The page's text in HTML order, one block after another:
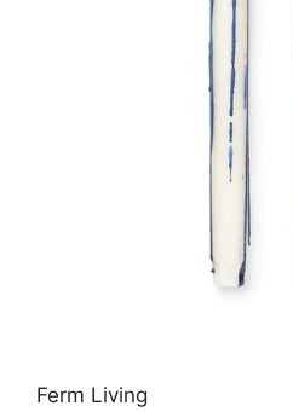
Ferm Living